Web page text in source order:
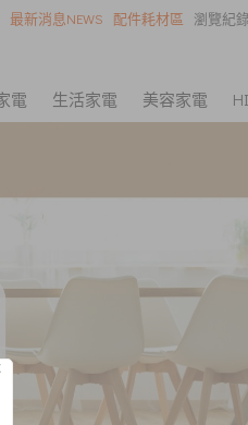
最新消息NEWS 配件耗材區 瀏覽紀錄
電 生活家電 美容家電